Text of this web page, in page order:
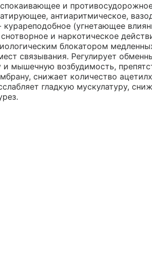
и
антиаритмическое,
курареподобное (угнетающее
и наркотическое
блокатором
связывания. Регулирует
мышечную возбудимость,
снижает количество
гладкую мускулатуру,